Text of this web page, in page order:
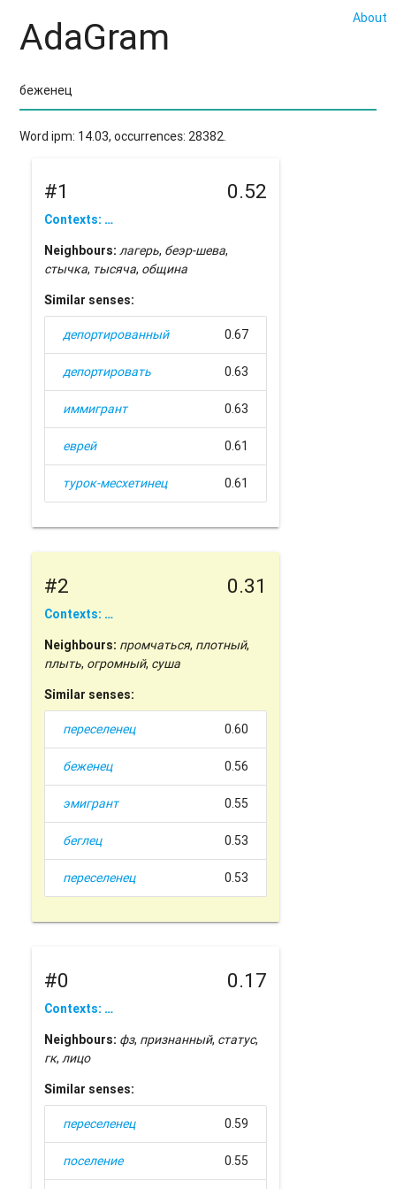
About
AdaGram
Word ipm: 14.03, occurrences: 28382.
#1 0.52
Contexts: …
Neighbours: лагерь, беэр-шева,
стычка, тысяча, община
Similar senses:
депортированный 0.67
депортировать 0.63
иммигрант 0.63
еврей 0.61
турок-месхетинец 0.61
#2 0.31
Contexts: …
Neighbours: промчаться, плотный,
плыть, огромный, суша
Similar senses:
переселенец 0.60
беженец 0.56
эмигрант 0.55
беглец 0.53
переселенец 0.53
#0 0.17
Contexts: …
Neighbours: фз, признанный, статус,
гк,лицо
Similar senses:
переселенец 0.59
поселение 0.55